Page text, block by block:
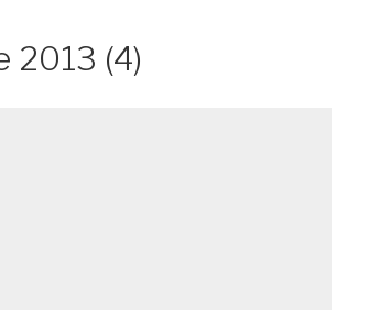
2013 (4)